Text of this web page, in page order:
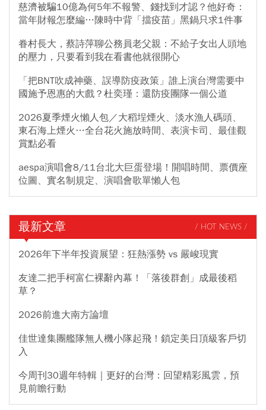
慈濟被騙10億為何5年不報警、錢找到才認？他好奇：
當年財報怎麼編…陳時中背「擋疫苗」黑鍋只求1件事
眷村長大，蔡詩萍聊公務員老父親：不給子女出人頭地
的壓力，只要看到我在看書他就很開心
「把BNT吹成神藥、誤導防疫政策」誰上演台灣需要中
國施予恩惠的大戲？杜奕瑾：還防疫團隊一個公道
2026夏季煙火懶人包／大稻埕煙火、淡水漁人碼頭、
東石海上煙火…全台花火施放時間、表演卡司、最佳觀
賞點必看
aespa演唱會8/11台北大巨蛋登場！開唱時間、票價座
位圖、實名制規定、演唱會歌單懶人包
最新文章 / HOT NEWS /
2026年下半年投資展望：狂熱漲勢 vs 嚴峻現實
友達二把手柯富仁裸辭內幕！「落後群創」成最後稻
草？
2026前進大南方論壇
佳世達集團艦隊無人機小隊起飛！鎖定美日頂級客戶切
入
今周刊30週年特輯｜更好的台灣：回望精彩風雲，預
見前瞻行動